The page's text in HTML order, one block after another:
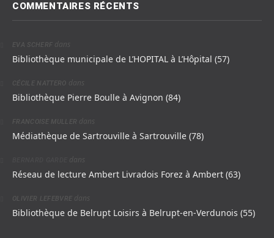
COMMENTAIRES RÉCENTS
EVA SCHERF dans
Bibliothèque municipale de L’HOPITAL à L’Hôpital (57)
CÉCILE NATTERO dans
Bibliothèque Pierre Boulle à Avignon (84)
FRANCOISE MULLER dans
Médiathèque de Sartrouville à Sartrouville (78)
dans
Réseau de lecture Ambert Livradois Forez à Ambert (63)
OLIVIER LEFEBVRE dans
Bibliothèque de Belrupt Loisirs à Belrupt-en-Verdunois (55)